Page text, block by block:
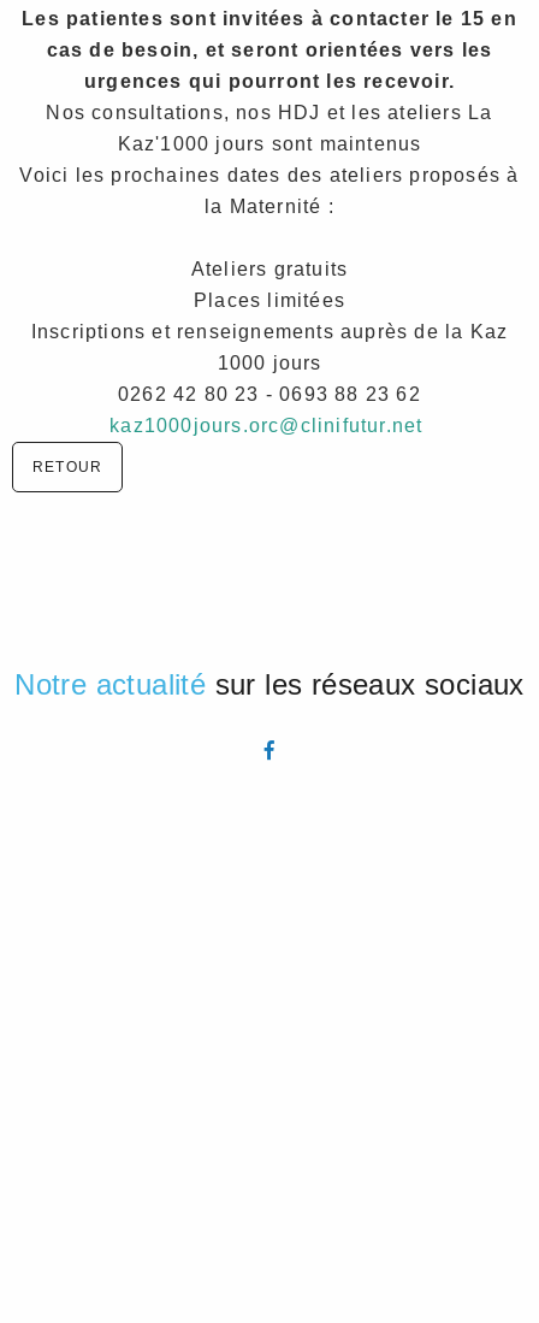
Les patientes sont invitées à contacter le 15 en
cas de besoin, et seront orientées vers les
urgences qui pourront les recevoir.
Nos consultations, nos HDJ et les ateliers La
Kaz'1000 jours sont maintenus
Voici les prochaines dates des ateliers proposés à
la Maternité :
Ateliers gratuits
Places limitées
Inscriptions et renseignements auprès de la Kaz
1000 jours
0262 42 80 23 - 0693 88 23 62
kaz1000jours.orc@clinifutur.net
RETOUR
Notre actualité sur les réseaux sociaux